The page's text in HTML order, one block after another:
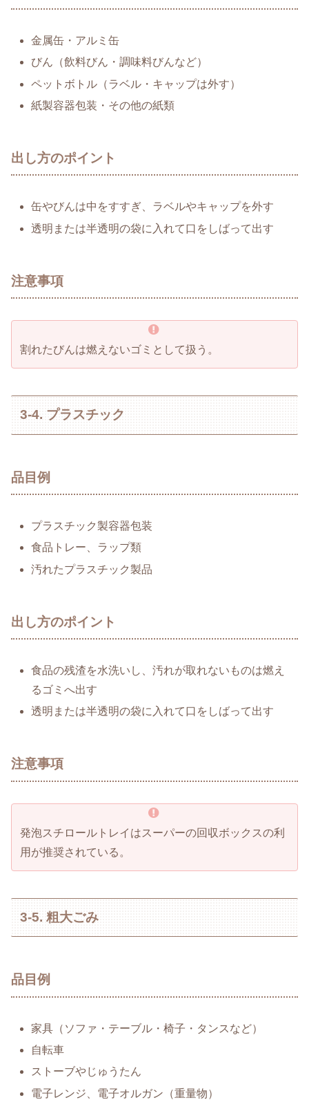
金属缶・アルミ缶
びん（飲料びん・調味料びんなど）
ペットボトル（ラベル・キャップは外す）
紙製容器包装・その他の紙類
出し方のポイント
缶やびんは中をすすぎ、ラベルやキャップを外す
透明または半透明の袋に入れて口をしばって出す
注意事項
割れたびんは燃えないゴミとして扱う。
3-4. プラスチック
品目例
プラスチック製容器包装
食品トレー、ラップ類
汚れたプラスチック製品
出し方のポイント
食品の残渣を水洗いし、汚れが取れないものは燃え
るゴミへ出す
透明または半透明の袋に入れて口をしばって出す
注意事項
発泡スチロールトレイはスーパーの回収ボックスの利
用が推奨されている。
3-5. 粗大ごみ
品目例
家具（ソファ・テーブル・椅子・タンスなど）
自転車
ストーブやじゅうたん
電子レンジ、電子オルガン（重量物）